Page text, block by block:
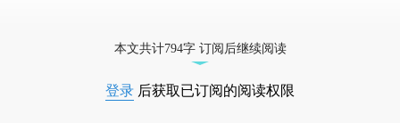
本文共计794字 订阅后继续阅读
登录 后获取已订阅的阅读权限